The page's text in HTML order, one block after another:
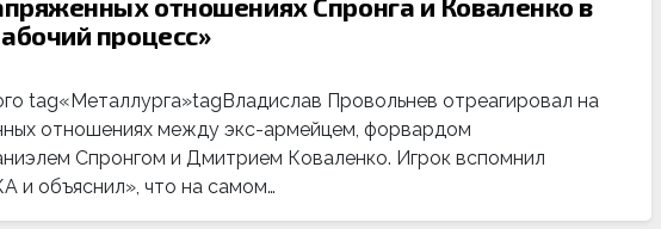
процесс»
tag«Металлурга»tagВладислав Провольнев отреагировал на
отношениях между экс-армейцем, форвардом
Спронгом и Дмитрием Коваленко. Игрок вспомнил
и объяснил», что на самом…